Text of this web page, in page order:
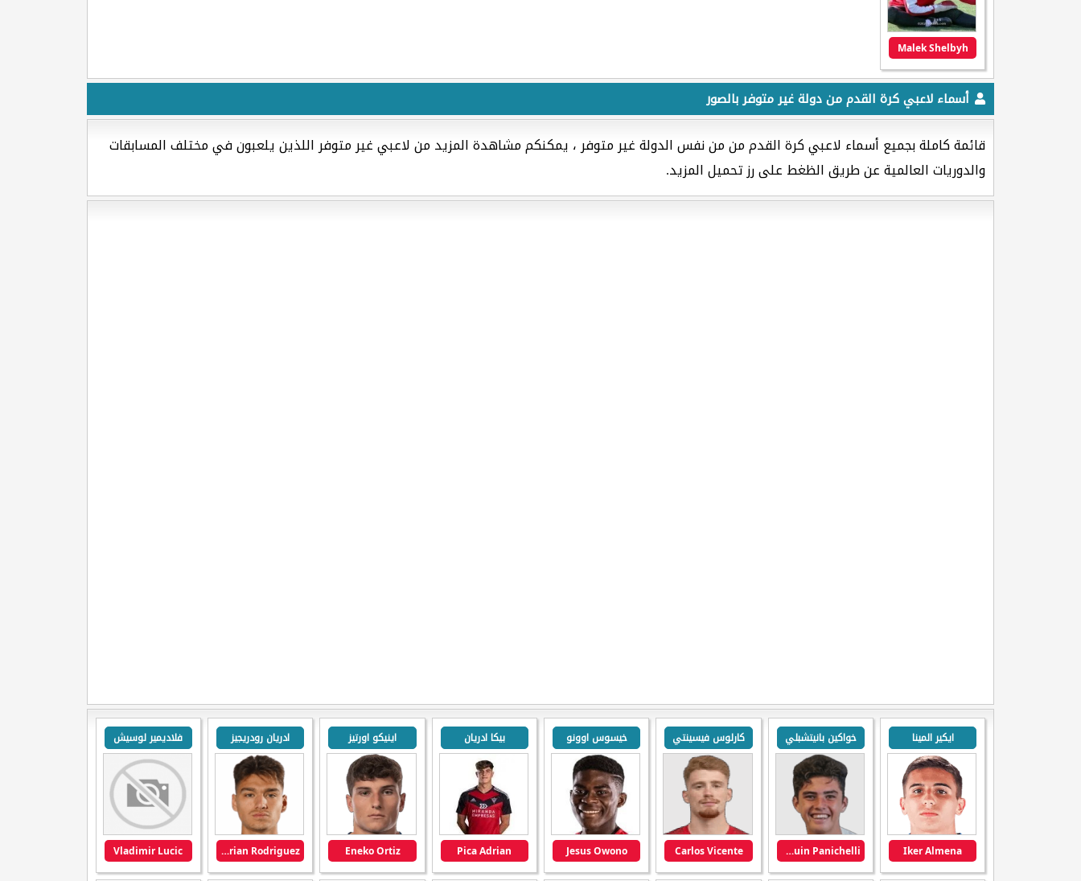
Malek Shelbyh
أسماء لاعبي كرة القدم من دولة غير متوفر بالصور
قائمة كاملة بجميع أسماء لاعبي كرة القدم من من نفس الدولة غير متوفر ، يمكنكم مشاهدة المزيد من لاعبي غير متوفر اللذين يلعبون في مختلف المسابقات
والدوريات العالمية عن طريق الظغط على رز تحميل المزيد.
ايكير المينا
Iker Almena
خواكين بانيتشبلي
Joaquin Panichelli
كارلوس فيسينتي
Carlos Vicente
خيسوس اوونو
Jesus Owono
بيكا ادريان
Pica Adrian
اينيكو اورتيز
Eneko Ortiz
ادريان رودريجيز
Adrian Rodriguez
فلاديمير لوسيش
Vladimir Lucic